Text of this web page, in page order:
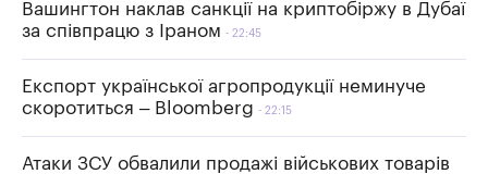
Вашингтон наклав санкції на криптобіржу в Дубаї
за співпрацю з Іраном
22:45
Експорт української агропродукції неминуче
скоротиться – Bloomberg
22:15
Атаки ЗСУ обвалили продажі військових товарів